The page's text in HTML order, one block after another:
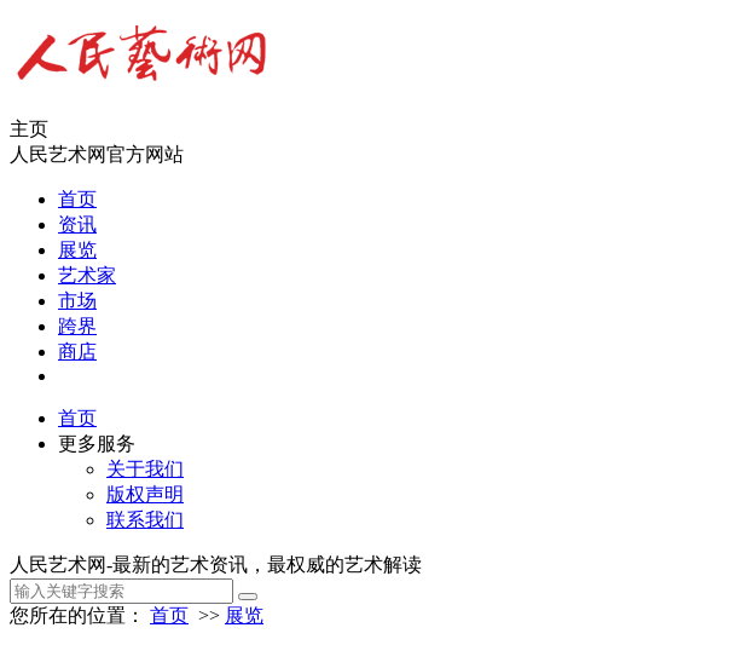
主页
人民艺术网官方网站
首页
资讯
展览
艺术家
市场
跨界
商店
首页
更多服务
关于我们
版权声明
联系我们
人民艺术网-最新的艺术资讯，最权威的艺术解读
您所在的位置： 首页 >> 展览